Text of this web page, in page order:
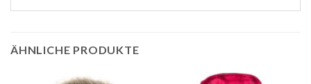
ÄHNLICHE PRODUKTE